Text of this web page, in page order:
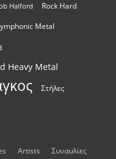
Halford Rock Hard
Metal
Heavy Metal
Στήλες
Artists
Συναυλίες